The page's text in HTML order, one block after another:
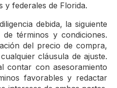
y federales de Florida.
debida, la siguiente
términos y condiciones.
del precio de compra,
cláusula de ajuste.
contar con asesoramiento
favorables y redactar